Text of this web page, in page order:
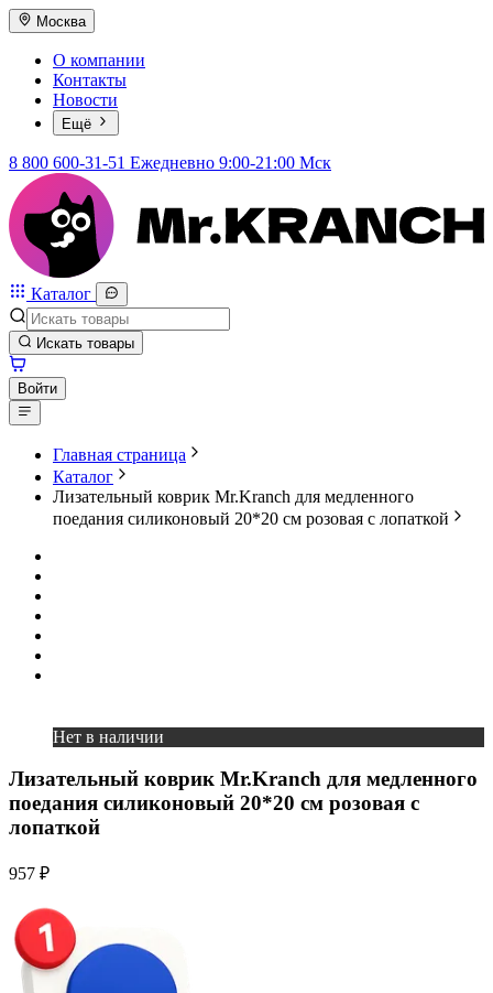
Москва
О компании
Контакты
Новости
Ещё
8 800 600-31-51 Ежедневно 9:00-21:00 Мск
Каталог
Искать товары
Войти
Главная страница
Каталог
Лизательный коврик Mr.Kranch для медленного
поедания силиконовый 20*20 см розовая с лопаткой
Нет в наличии
Лизательный коврик Mr.Kranch для медленного
поедания силиконовый 20*20 см розовая с
лопаткой
957 ₽